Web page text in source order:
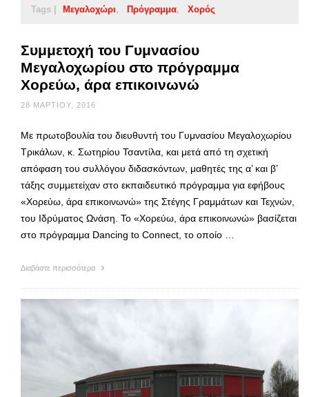
Tags | Μεγαλοχώρι Πρόγραμμα Χορός
Συμμετοχή του Γυμνασίου
Μεγαλοχωρίου στο πρόγραμμα
Χορεύω, άρα επικοινωνώ
28 ΜΑΡΤΊΟΥ, 2016
Με πρωτοβουλία του διευθυντή του Γυμνασίου Μεγαλοχωρίου
Τρικάλων, κ. Σωτηρίου Τσαντίλα, και μετά από τη σχετική
απόφαση του συλλόγου διδασκόντων, μαθητές της α’ και β’
τάξης συμμετείχαν στο εκπαιδευτικό πρόγραμμα για εφήβους
«Χορεύω, άρα επικοινωνώ» της Στέγης Γραμμάτων και Τεχνών,
του Ιδρύματος Ωνάση. Το «Χορεύω, άρα επικοινωνώ» βασίζεται
στο πρόγραμμα Dancing to Connect, το οποίο …
Διαβάστε περισσότερα